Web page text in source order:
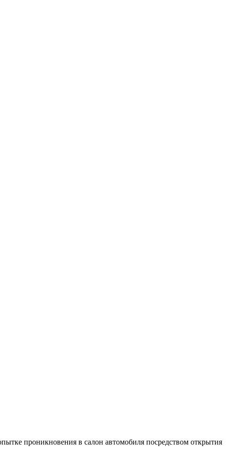
проникновения в салон автомобиля посредством открытия